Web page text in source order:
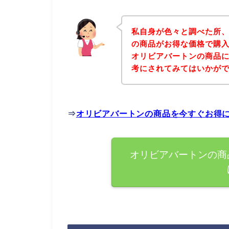
私自身が色々と調べた所
の商品がお得な価格で購
オリビアバートンの商品
考にされてみてはいかが
⇒オリビアバートンの商品を今すぐお得
オリビアバートンの